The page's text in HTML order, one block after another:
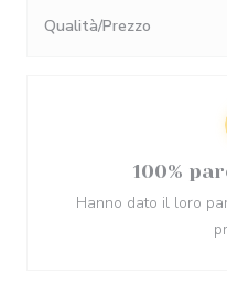
Qualità/Prezzo
100%
Hanno dato il loro